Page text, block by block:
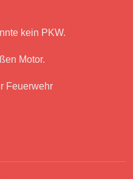
kein PKW.
Motor.
Feuerwehr